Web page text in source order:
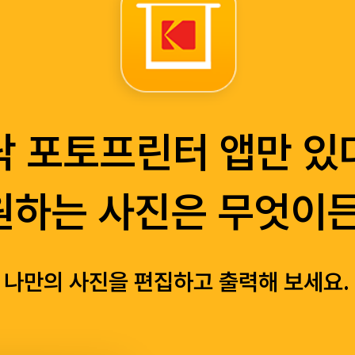
포토프린터 앱만 있
하는 사진은 무엇이
나만의 사진을 편집하고 출력해 보세요.